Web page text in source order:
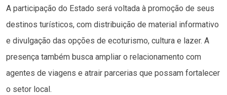
A participação do Estado será voltada à promoção de seus
destinos turísticos, com distribuição de material informativo
e divulgação das opções de ecoturismo, cultura e lazer. A
presença também busca ampliar o relacionamento com
agentes de viagens e atrair parcerias que possam fortalecer
o setor local.